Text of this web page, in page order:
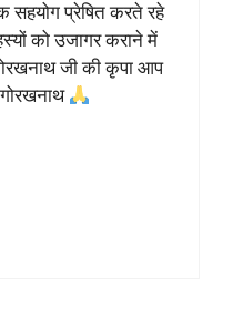
प्रेषित करते रहे
को उजागर कराने में
जी की कृपा आप